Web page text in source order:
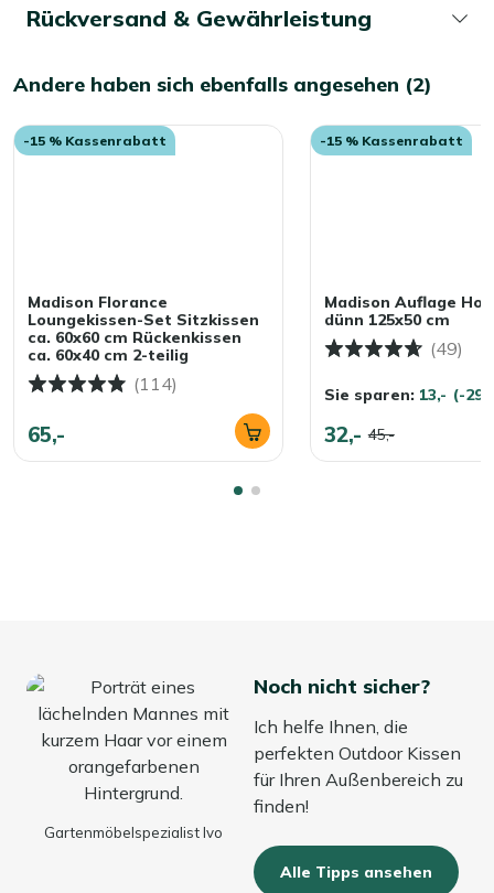
Rückversand & Gewährleistung
Andere haben sich ebenfalls angesehen (2)
-15 % Kassenrabatt
Madison Florance
Loungekissen-Set Sitzkissen
ca. 60x60 cm Rückenkissen
ca. 60x40 cm 2-teilig
(114)
65,-
-15 % Kassenrabatt
Madison Auflage
dünn 125x50 cm
(49)
Sie sparen: 13,- (-
32,- 45,-
Gartenmöbelspezialist Ivo
Noch nicht sicher?
Ich helfe Ihnen, die
perfekten Outdoor Kissen
für Ihren Außenbereich zu
finden!
Alle Tipps ansehen